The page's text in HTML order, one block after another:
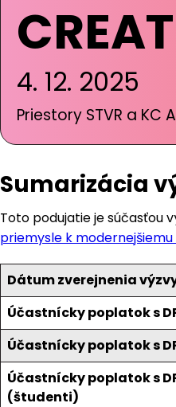
4. 12. 2025
Priestory STVR a KC
Sumarizácia
Toto podujatie je súčasťou
priemysle k modernejšiemu
Dátum zverejnenia
Účastnícky poplatok s
Účastnícky poplatok s
Účastnícky poplatok s
(študenti)